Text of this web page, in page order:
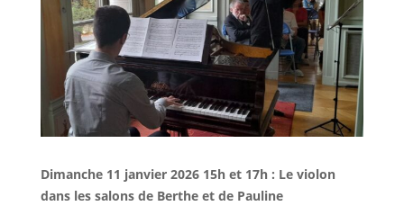
Dimanche 11 janvier 2026 15h et 17h : Le violon
dans les salons de Berthe et de Pauline